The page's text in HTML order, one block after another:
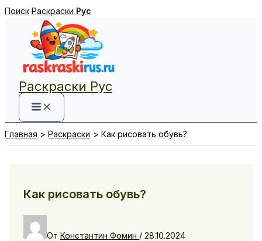
Перейти
содержимому
Поиск Раскраски Рус
Раскраски Рус
Главная Раскраски Как рисовать обувь?
Как рисовать обувь?
От Константин Фомин / 28.10.2024